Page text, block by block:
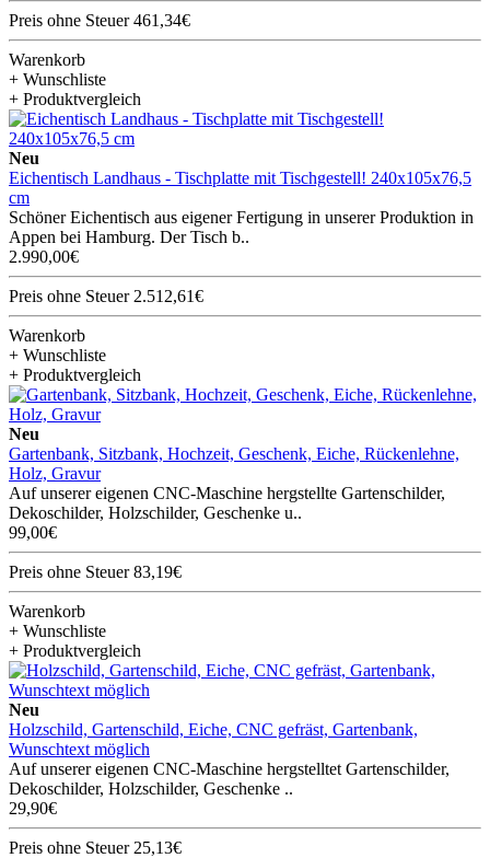
Preis ohne Steuer 461,34€
Warenkorb
+ Wunschliste
+ Produktvergleich
Neu
Eichentisch Landhaus - Tischplatte mit Tischgestell! 240x105x76,5
cm
Schöner Eichentisch aus eigener Fertigung in unserer Produktion in
Appen bei Hamburg. Der Tisch b..
2.990,00€
Preis ohne Steuer 2.512,61€
Warenkorb
+ Wunschliste
+ Produktvergleich
Neu
Gartenbank, Sitzbank, Hochzeit, Geschenk, Eiche, Rückenlehne,
Holz, Gravur
Auf unserer eigenen CNC-Maschine hergstellte Gartenschilder,
Dekoschilder, Holzschilder, Geschenke u..
99,00€
Preis ohne Steuer 83,19€
Warenkorb
+ Wunschliste
+ Produktvergleich
Neu
Holzschild, Gartenschild, Eiche, CNC gefräst, Gartenbank,
Wunschtext möglich
Auf unserer eigenen CNC-Maschine hergstelltet Gartenschilder,
Dekoschilder, Holzschilder, Geschenke ..
29,90€
Preis ohne Steuer 25,13€